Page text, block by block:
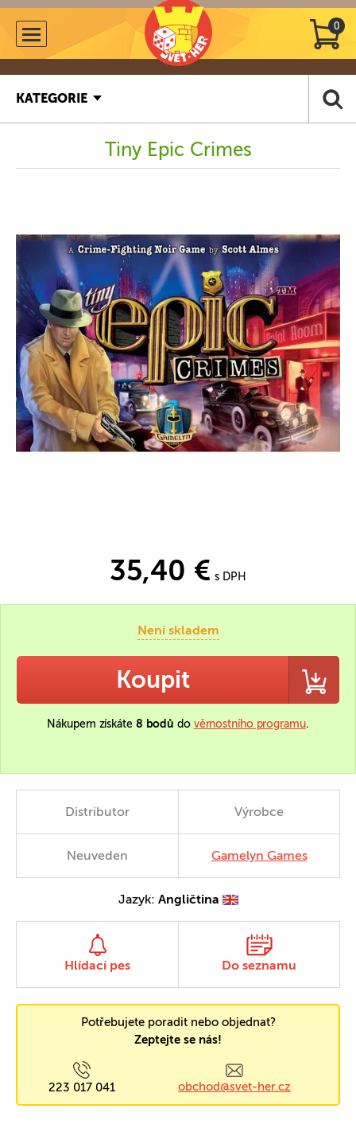
0
KATEGORIE
Tiny Epic Crimes
35,40 € s DPH
Není skladem
Koupit
Nákupem získáte 8 bodů do věrnostního programu.
Distributor Výrobce
Neuveden Gamelyn Games
Jazyk: Angličtina
Hlídací pes Do seznamu
Potřebujete poradit nebo objednat?
Zeptejte se nás!
223 017 041 obchod@svet-her.cz